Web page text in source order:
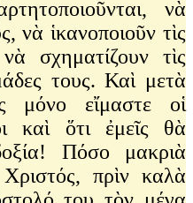
νὰ
νὰ ἱκανοποιοῦν τὶς
σχηματίζουν τὶς
τους. Καὶ μετὰ
μόνο εἴμαστε οἱ
καὶ ὅτι ἐμεῖς θὰ
Πόσο μακριὰ
πρὶν καλὰ